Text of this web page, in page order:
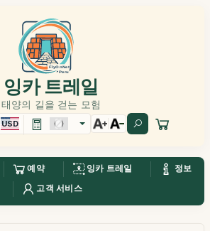
잉카 트레일
태양의 길을 걷는 모험
USD
예약 잉카 트레일
정보
고객 서비스